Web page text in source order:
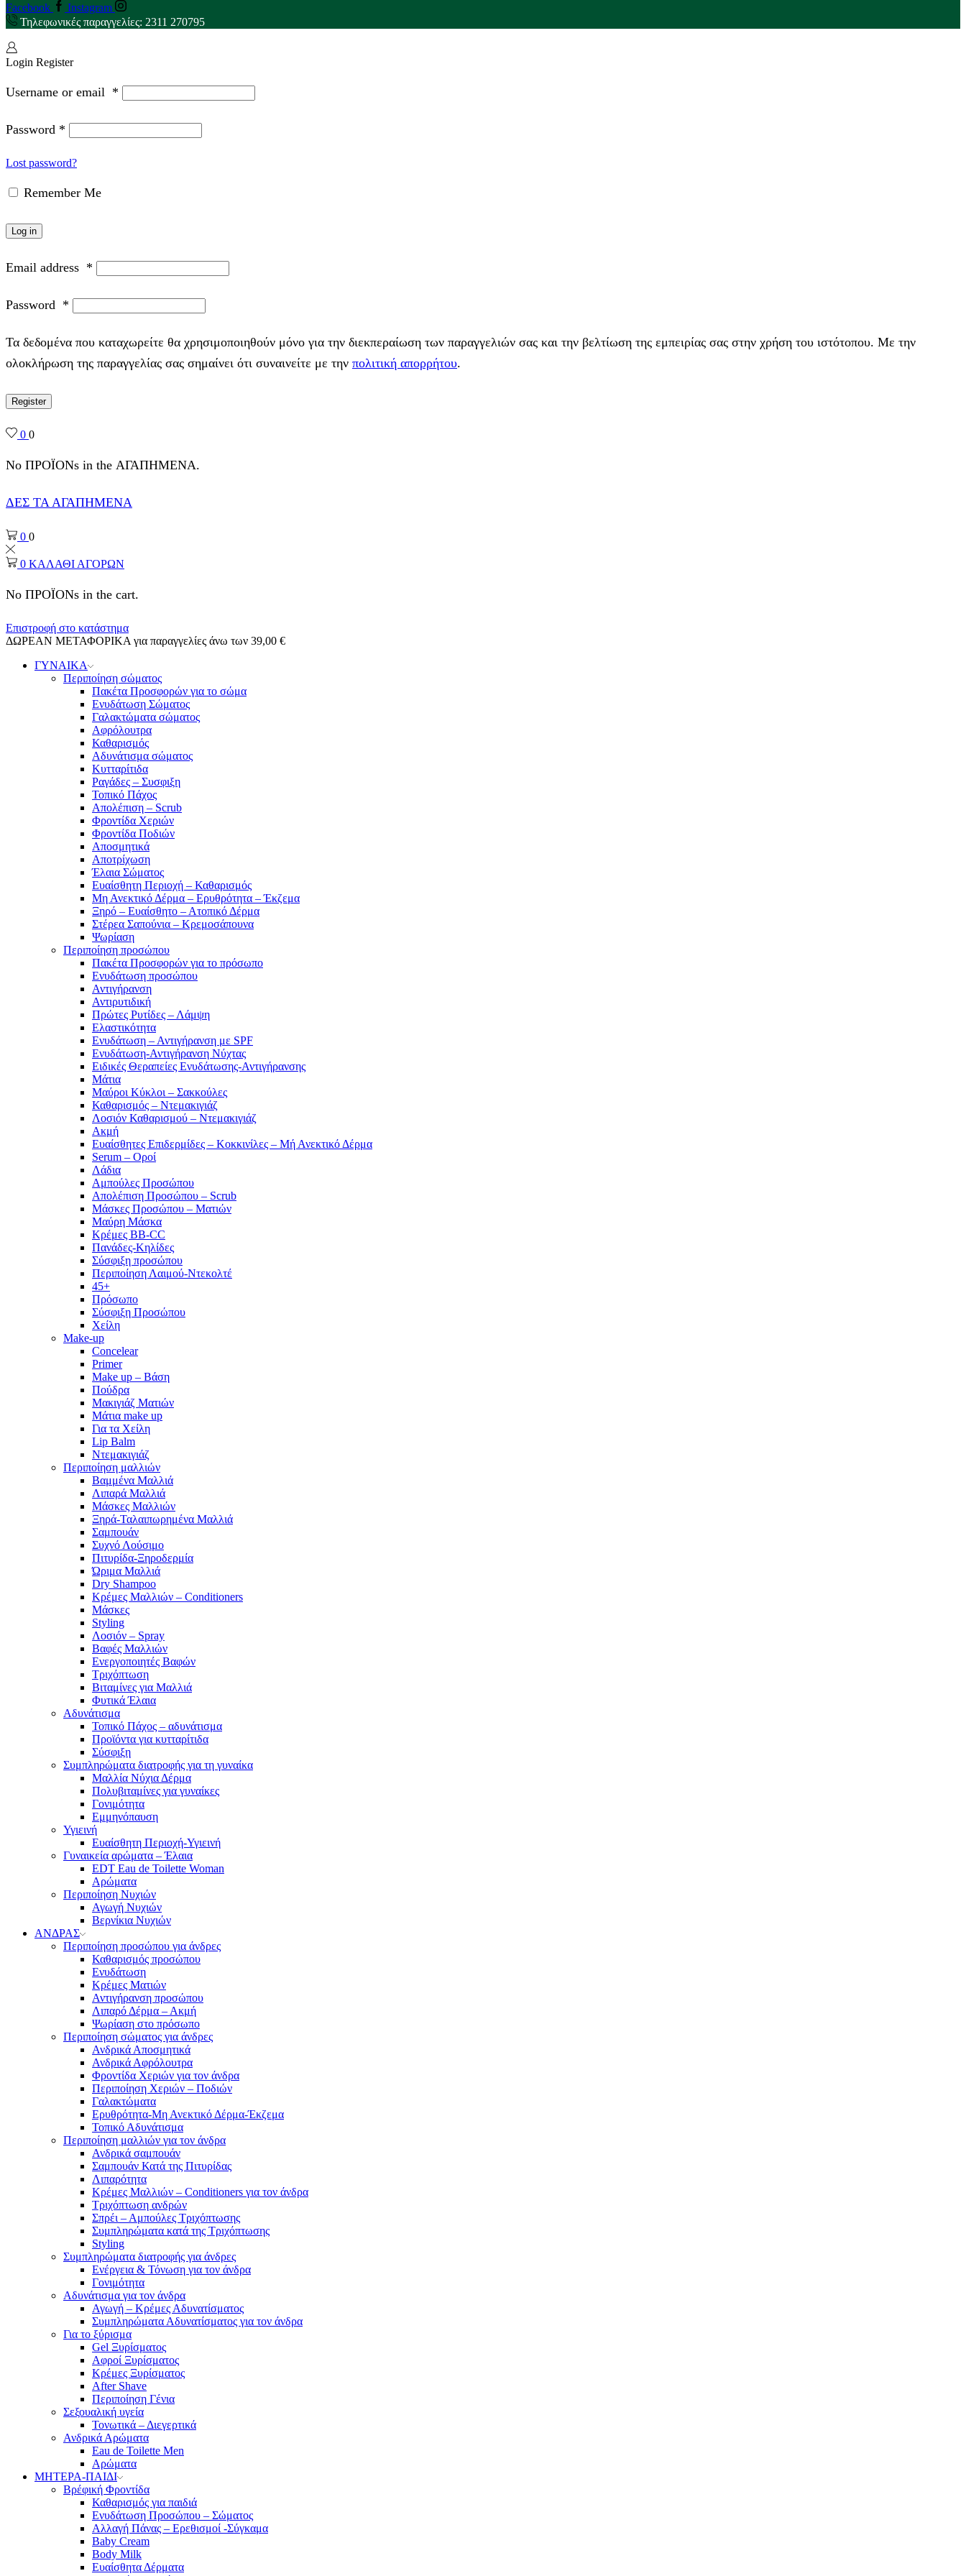
Facebook
Instagram
Τηλεφωνικές παραγγελίες: 2311 270795
Login Register
Username or email *
Password *
Lost password?
Remember Me
Log in
Email address *
Password *
Τα δεδομένα που καταχωρείτε θα χρησιμοποιηθούν μόνο για την διεκπεραίωση των παραγγελιών σας και την βελτίωση της εμπειρίας σας στην χρήση του ιστότοπου. Με την
ολοκλήρωση της παραγγελίας σας σημαίνει ότι συναινείτε με την πολιτική απορρήτου.
Register
0 0
No ΠΡΟΪΟΝs in the ΑΓΑΠΗΜΕΝΑ.
ΔΕΣ ΤΑ ΑΓΑΠΗΜΕΝΑ
0 0
0 ΚΑΛΑΘΙ ΑΓΟΡΩΝ
No ΠΡΟΪΟΝs in the cart.
Επιστροφή στο κατάστημα
ΔΩΡΕΑΝ ΜΕΤΑΦΟΡΙΚΑ για παραγγελίες άνω των 39,00 €
ΓΥΝΑΙΚΑ
Περιποίηση σώματος
Πακέτα Προσφορών για το σώμα
Ενυδάτωση Σώματος
Γαλακτώματα σώματος
Αφρόλουτρα
Καθαρισμός
Αδυνάτισμα σώματος
Κυτταρίτιδα
Ραγάδες – Συσφιξη
Τοπικό Πάχος
Απολέπιση – Scrub
Φροντίδα Χεριών
Φροντίδα Ποδιών
Αποσμητικά
Αποτρίχωση
Έλαια Σώματος
Ευαίσθητη Περιοχή – Καθαρισμός
Μη Ανεκτικό Δέρμα – Ερυθρότητα – Έκζεμα
Ξηρό – Ευαίσθητο – Ατοπικό Δέρμα
Στέρεα Σαπούνια – Κρεμοσάπουνα
Ψωρίαση
Περιποίηση προσώπου
Πακέτα Προσφορών για το πρόσωπο
Ενυδάτωση προσώπου
Αντιγήρανση
Αντιρυτιδική
Πρώτες Ρυτίδες – Λάμψη
Ελαστικότητα
Ενυδάτωση – Αντιγήρανση με SPF
Ενυδάτωση-Αντιγήρανση Νύχτας
Ειδικές Θεραπείες Ενυδάτωσης-Αντιγήρανσης
Μάτια
Μαύροι Κύκλοι – Σακκούλες
Καθαρισμός – Ντεμακιγιάζ
Λοσιόν Καθαρισμού – Ντεμακιγιάζ
Ακμή
Ευαίσθητες Επιδερμίδες – Κοκκινίλες – Μή Ανεκτικό Δέρμα
Serum – Οροί
Λάδια
Αμπούλες Προσώπου
Απολέπιση Προσώπου – Scrub
Μάσκες Προσώπου – Ματιών
Μαύρη Μάσκα
Κρέμες BB-CC
Πανάδες-Κηλίδες
Σύσφιξη προσώπου
Περιποίηση Λαιμού-Ντεκολτέ
45+
Πρόσωπο
Σύσφιξη Προσώπου
Χείλη
Make-up
Concelear
Primer
Make up – Βάση
Πούδρα
Μακιγιάζ Ματιών
Μάτια make up
Για τα Χείλη
Lip Balm
Ντεμακιγιάζ
Περιποίηση μαλλιών
Βαμμένα Μαλλιά
Λιπαρά Μαλλιά
Μάσκες Μαλλιών
Ξηρά-Ταλαιπωρημένα Μαλλιά
Σαμπουάν
Συχνό Λούσιμο
Πιτυρίδα-Ξηροδερμία
Ώριμα Μαλλιά
Dry Shampoo
Κρέμες Μαλλιών – Conditioners
Μάσκες
Styling
Λοσιόν – Spray
Βαφές Μαλλιών
Ενεργοποιητές Βαφών
Τριχόπτωση
Βιταμίνες για Μαλλιά
Φυτικά Έλαια
Αδυνάτισμα
Τοπικό Πάχος – αδυνάτισμα
Προϊόντα για κυτταρίτιδα
Σύσφιξη
Συμπληρώματα διατροφής για τη γυναίκα
Μαλλία Νύχια Δέρμα
Πολυβιταμίνες για γυναίκες
Γονιμότητα
Εμμηνόπαυση
Υγιεινή
Ευαίσθητη Περιοχή-Υγιεινή
Γυναικεία αρώματα – Έλαια
EDT Eau de Toilette Woman
Αρώματα
Περιποίηση Νυχιών
Αγωγή Νυχιών
Βερνίκια Νυχιών
ΑΝΔΡΑΣ
Περιποίηση προσώπου για άνδρες
Καθαρισμός προσώπου
Ενυδάτωση
Κρέμες Ματιών
Αντιγήρανση προσώπου
Λιπαρό Δέρμα – Ακμή
Ψωρίαση στο πρόσωπο
Περιποίηση σώματος για άνδρες
Ανδρικά Αποσμητικά
Ανδρικά Αφρόλουτρα
Φροντίδα Χεριών για τον άνδρα
Περιποίηση Χεριών – Ποδιών
Γαλακτώματα
Ερυθρότητα-Μη Ανεκτικό Δέρμα-Έκζεμα
Τοπικό Αδυνάτισμα
Περιποίηση μαλλιών για τον άνδρα
Ανδρικά σαμπουάν
Σαμπουάν Κατά της Πιτυρίδας
Λιπαρότητα
Κρέμες Μαλλιών – Conditioners για τον άνδρα
Τριχόπτωση ανδρών
Σπρέι – Αμπούλες Τριχόπτωσης
Συμπληρώματα κατά της Τριχόπτωσης
Styling
Συμπληρώματα διατροφής για άνδρες
Ενέργεια & Τόνωση για τον άνδρα
Γονιμότητα
Αδυνάτισμα για τον άνδρα
Αγωγή – Κρέμες Αδυνατίσματος
Συμπληρώματα Αδυνατίσματος για τον άνδρα
Για το ξύρισμα
Gel Ξυρίσματος
Αφροί Ξυρίσματος
Κρέμες Ξυρίσματος
After Shave
Περιποίηση Γένια
Σεξουαλική υγεία
Τονωτικά – Διεγερτικά
Ανδρικά Αρώματα
Eau de Toilette Men
Αρώματα
ΜΗΤΕΡΑ-ΠΑΙΔΙ
Βρέφική Φροντίδα
Καθαρισμός για παιδιά
Ενυδάτωση Προσώπου – Σώματος
Αλλαγή Πάνας – Ερεθισμοί -Σύγκαμα
Baby Cream
Body Milk
Ευαίσθητα Δέρματα